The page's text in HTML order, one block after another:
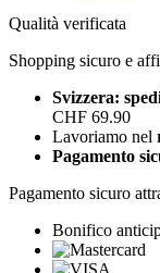
Qualità verificata
Shopping sicuro e
Svizzera:
CHF 69.90
Lavoriamo nel
Pagamento
Pagamento sicuro
Bonifico